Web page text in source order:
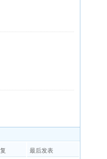
最后发表